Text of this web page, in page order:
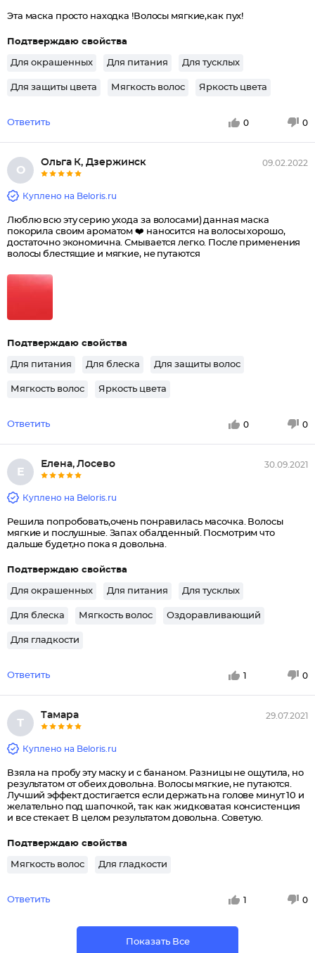
Эта маска просто находка !Волосы мягкие,как пух!
Подтверждаю свойства
Для окрашенных Для питания Для тусклых
Для защиты цвета Мягкость волос Яркость цвета
Ответить 0 0
О
Ольга К, Дзержинск 09.02.2022
Куплено на Beloris.ru
Люблю всю эту серию ухода за волосами) данная маска
покорила своим ароматом ❤️ наносится на волосы хорошо,
достаточно экономична. Смывается легко. После применения
волосы блестящие и мягкие, не путаются
Подтверждаю свойства
Для питания Для блеска Для защиты волос
Мягкость волос Яркость цвета
Ответить 0 0
Е
Елена, Лосево 30.09.2021
Куплено на Beloris.ru
Решила попробовать,очень понравилась масочка. Волосы
мягкие и послушные. Запах обалденный. Посмотрим что
дальше будет,но пока я довольна.
Подтверждаю свойства
Для окрашенных Для питания Для тусклых
Для блеска Мягкость волос Оздоравливающий
Для гладкости
Ответить 1 0
Т
Тамара 29.07.2021
Куплено на Beloris.ru
Взяла на пробу эту маску и с бананом. Разницы не ощутила, но
результатом от обеих довольна. Волосы мягкие, не путаются.
Лучший эффект достигается если держать на голове минут 10 и
желательно под шапочкой, так как жидковатая консистенция
и все стекает. В целом результатом довольна. Советую.
Подтверждаю свойства
Мягкость волос Для гладкости
Ответить 1 0
Показать Все